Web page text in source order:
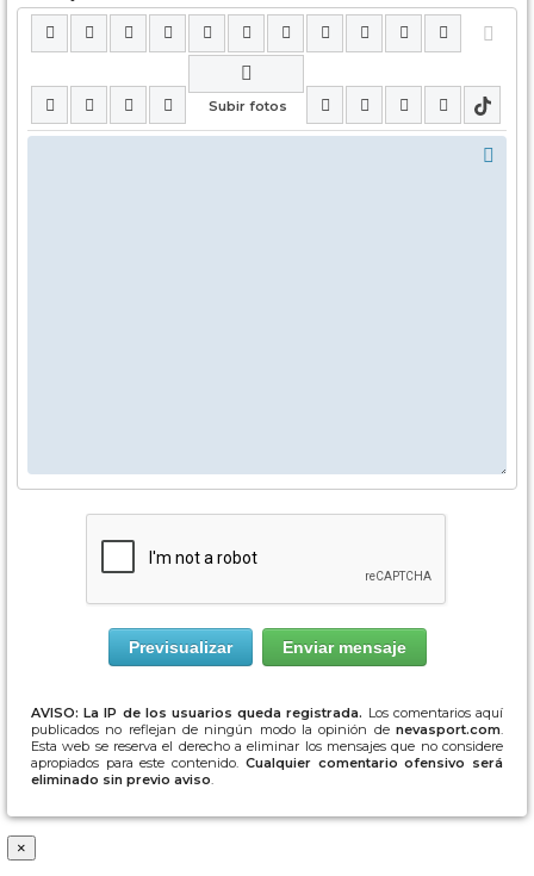
AVISO: La IP de los usuarios queda registrada. Los comentarios aquí
publicados no reflejan de ningún modo la opinión de nevasport.com.
Esta web se reserva el derecho a eliminar los mensajes que no considere
apropiados para este contenido. Cualquier comentario ofensivo será
eliminado sin previo aviso.
×